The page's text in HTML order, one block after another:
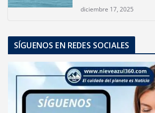
diciembre 17, 2025
SÍGUENOS EN REDES SOCIALES